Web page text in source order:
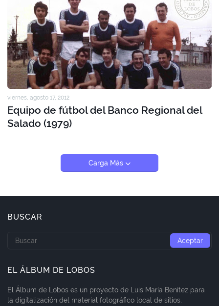
viernes, agosto 17, 2012
Equipo de fútbol del Banco Regional del
Salado (1979)
Carga Más
BUSCAR
EL ÁLBUM DE LOBOS
El Álbum de Lobos es un proyecto de Luis María Benítez para
la digitalización del material fotográfico local de sitios,